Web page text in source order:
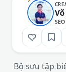
Bộ sưu tập